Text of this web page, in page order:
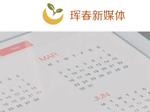
珲春新媒体